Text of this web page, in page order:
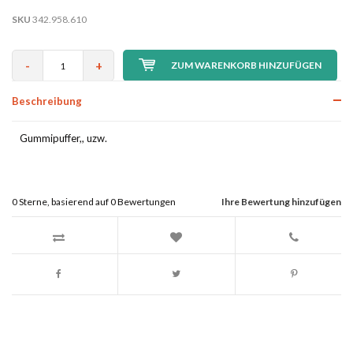
SKU 342.958.610
- + ZUM WARENKORB HINZUFÜGEN
Beschreibung
Gummipuffer,, uzw.
Ihre Bewertung hinzufügen
0Sterne, basierend auf0Bewertungen